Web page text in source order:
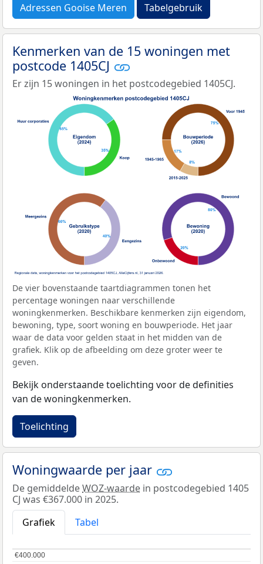
Adressen Gooise Meren Tabelgebruik
Kenmerken van de 15 woningen met
postcode 1405CJ
Er zijn 15 woningen in het postcodegebied 1405CJ.
De vier bovenstaande taartdiagrammen tonen het
percentage woningen naar verschillende
woningkenmerken. Beschikbare kenmerken zijn eigendom,
bewoning, type, soort woning en bouwperiode. Het jaar
waar de data voor gelden staat in het midden van de
grafiek. Klik op de afbeelding om deze groter weer te
geven.
Bekijk onderstaande toelichting voor de definities
van de woningkenmerken.
Toelichting
Woningwaarde per jaar
De gemiddeldeWOZ-waarde in postcodegebied 1405
CJ was €367.000 in 2025.
Grafiek
Tabel
€400.000
€400.000